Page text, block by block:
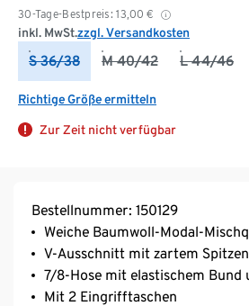
30-Tage-Bestpreis: 13,00 €
inkl. MwSt.zzgl. Versandkosten
S 36/38 M 40/42 L 44/46
Richtige Größe ermitteln
Zur Zeit nicht verfügbar
Bestellnummer: 150129
Weiche Baumwoll-Modal-
V-Ausschnitt mit zartem
7/8-Hose mit elastischem Bund
Mit 2 Eingrifftaschen